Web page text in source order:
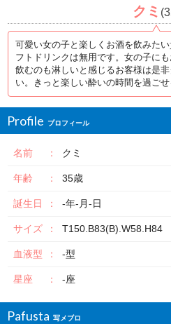
クミ
可愛い女の子と楽しくお酒を飲みた
フトドリンクは無用です。女の子に
飲むのも淋しいと感じるお客様は是
い。きっと楽しい酔いの時間を過ごせ
Profile
名前 クミ
年齢 35歳
誕生日 -年-月-日
サイズ T150.B83(B).W58.H84
血液型 -型
星座 -座
Pafusta